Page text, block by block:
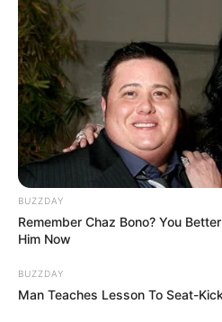
Már minden második
diagnosztizálnak
A Népszava beszámolója
BUZZDAY
Remember Chaz Bono? You
Him Now
BUZZDAY
Man Teaches Lesson To Seat-